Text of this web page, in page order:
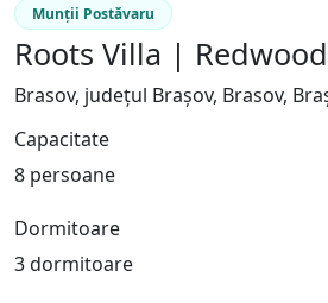
Munții Postăvaru
Roots Villa | Redwood
Brasov, județul Brașov, Brasov,
Capacitate
8 persoane
Dormitoare
3 dormitoare